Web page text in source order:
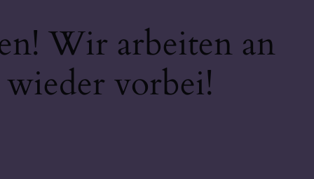
Wir arbeiten an
vorbei!